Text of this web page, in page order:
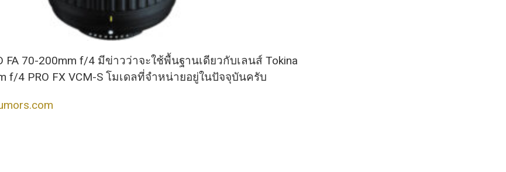
FA 70-200mm f/4 มีข่าวว่าจะใช้พื้นฐานเดียวกับเลนส์ Tokina
f/4 PRO FX VCM-S โมเดลที่จำหน่ายอยู่ในปัจจุบันครับ